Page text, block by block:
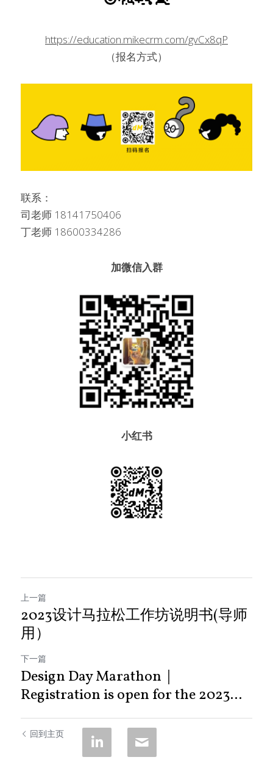
https://education.mikecrm.com/gvCx8qP
（报名方式）
联系：
司老师 18141750406
丁老师 18600334286
加微信入群
小红书
上一篇
2023设计马拉松工作坊说明书(导师
用）
下一篇
Design Day Marathon｜
Registration is open for the 2023...
回到主页